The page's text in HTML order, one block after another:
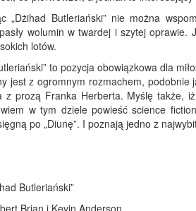
„Dżihad Butleriański” nie można
wolumin w twardej i szytej
lotów.
to pozycja obowiązkowa dla
jest z ogromnym rozmachem, podobnie
z prozą Franka Herberta. Myślę także,
w tym dziele powieść science
po „Diunę”. I poznają jedno z
Butleriański”
Brian i Kevin Anderson